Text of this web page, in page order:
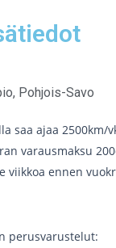
, Pohjois-Savo
saa ajaa 2500km/
varausmaksu
viikkoa ennen
perusvarustelut: